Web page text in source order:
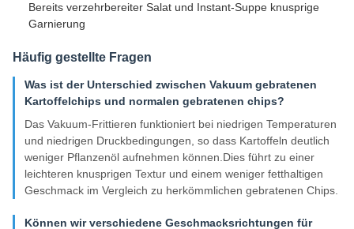
Bereits verzehrbereiter Salat und Instant-Suppe knusprige
Garnierung
Häufig gestellte Fragen
Was ist der Unterschied zwischen Vakuum gebratenen
Kartoffelchips und normalen gebratenen chips?
Das Vakuum-Frittieren funktioniert bei niedrigen Temperaturen
und niedrigen Druckbedingungen, so dass Kartoffeln deutlich
weniger Pflanzenöl aufnehmen können.Dies führt zu einer
leichteren knusprigen Textur und einem weniger fetthaltigen
Geschmack im Vergleich zu herkömmlichen gebratenen Chips.
Können wir verschiedene Geschmacksrichtungen für